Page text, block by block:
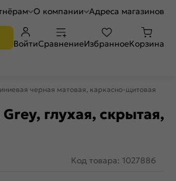
О компании Адреса магазинов
ВойтиСравнениеИзбранноеКорзина
черная матовая, каркасно-щитовая
глухая, скрытая,
Код товара: 1027886